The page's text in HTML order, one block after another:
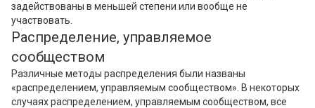
задействованы в меньшей степени или вообще не
участвовать.
Распределение, управляемое
сообществом
Различные методы распределения были названы
«распределением, управляемым сообществом». В некоторых
случаях распределением, управляемым сообществом, все